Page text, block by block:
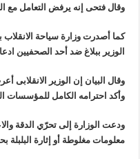
وقال فتحى إنه يرفض التعامل مع
كما أصدرت وزارة سياحة الانقلاب
الوزير ببلاغ ضد أحد الصحفيين
وقال البيان إن الوزير الانقلابى
وأكد احترامه الكامل للمؤسسات
ودعت الوزارة إلى تحرّي الدقة
معلومات مغلوطة أو إثارة البلبلة